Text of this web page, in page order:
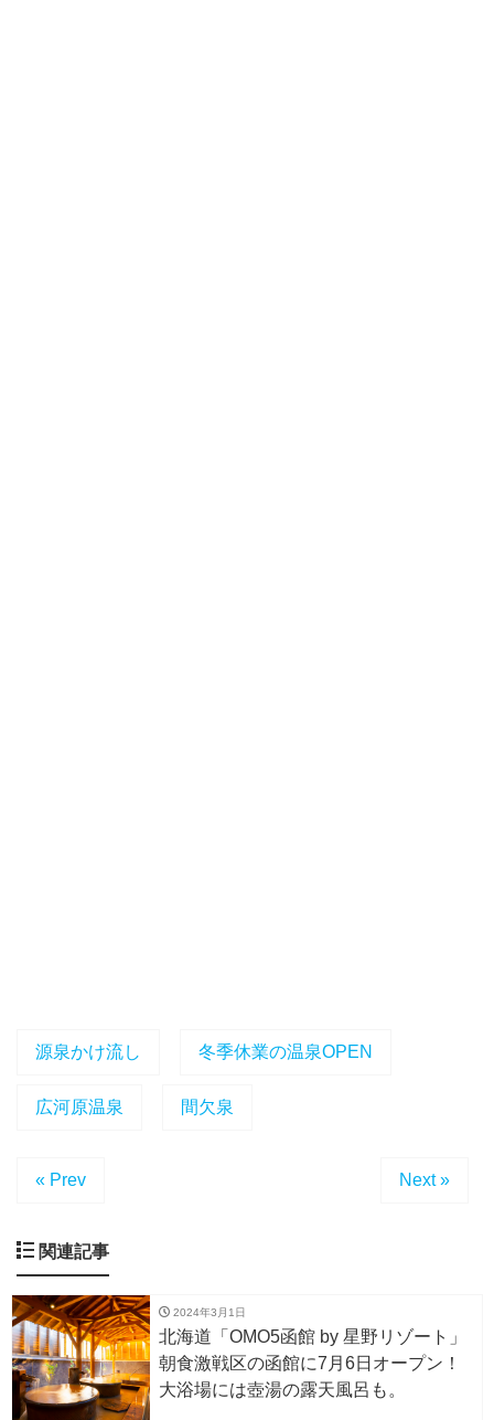
源泉かけ流し 冬季休業の温泉OPEN
広河原温泉 間欠泉
« Prev Next »
関連記事
2024年3月1日
北海道「OMO5函館 by 星野リゾート」
朝食激戦区の函館に7月6日オープン！
大浴場には壺湯の露天風呂も。